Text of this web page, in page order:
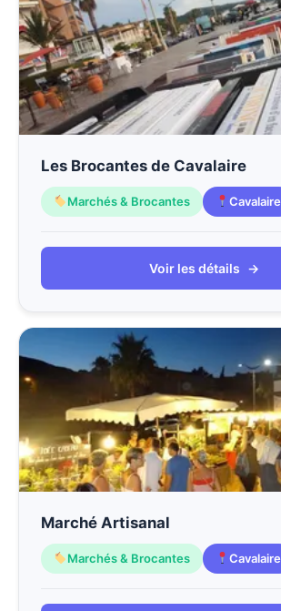
Les Brocantes de Cavalaire
Marchés & Brocantes Cavalaire
Voir les détails →
Marché Artisanal
Marchés & Brocantes Cavalaire